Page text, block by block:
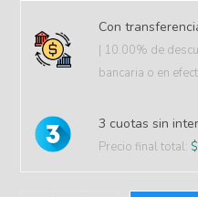
Con
| 10.00% de
bancaria o en
3 cuotas sin
Precio final total: $